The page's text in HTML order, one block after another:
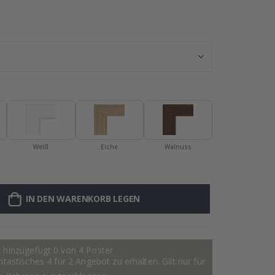
Weiß Eiche Walnuss
IN DEN WARENKORB LEGEN
hinzugefügt 0 von 4 Poster
4 für 2 Angebot zu erhalten. Gilt nur für